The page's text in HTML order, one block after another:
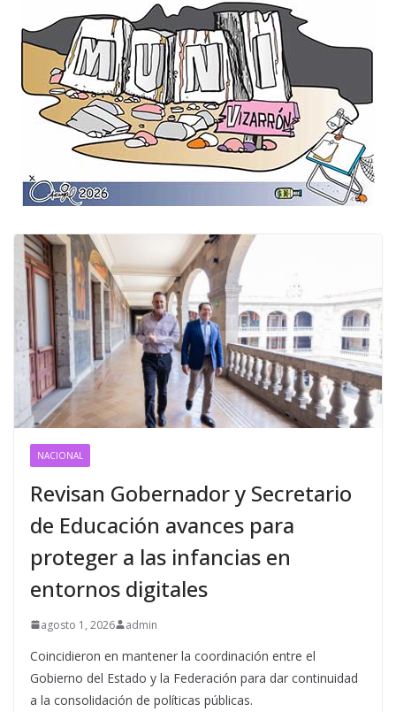
NACIONAL
Revisan Gobernador y Secretario
de Educación avances para
proteger a las infancias en
entornos digitales
agosto 1, 2026 admin
Coincidieron en mantener la coordinación entre el
Gobierno del Estado y la Federación para dar continuidad
a la consolidación de políticas públicas.